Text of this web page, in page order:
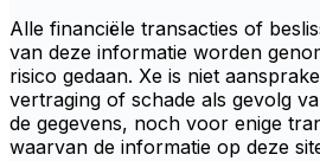
Alle financiële transacties of
van deze informatie worden
risico gedaan. Xe is niet
vertraging of schade als gevolg
de gegevens, noch voor enige
waarvan de informatie op deze